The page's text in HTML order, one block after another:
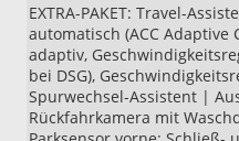
EXTRA-PAKET: Travel-
automatisch (ACC
adaptiv,
bei DSG),
Spurwechsel-Assistent |
Rückfahrkamera mit